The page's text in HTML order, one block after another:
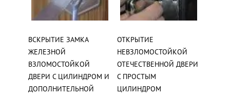
ВСКРЫТИЕ ЗАМКА
ЖЕЛЕЗНОЙ
ВЗЛОМОСТОЙКОЙ
ДВЕРИ С ЦИЛИНДРОМ И
ДОПОЛНИТЕЛЬНОЙ
ОТКРЫТИЕ
НЕВЗЛОМОСТОЙКОЙ
ОТЕЧЕСТВЕННОЙ ДВЕРИ
С ПРОСТЫМ
ЦИЛИНДРОМ